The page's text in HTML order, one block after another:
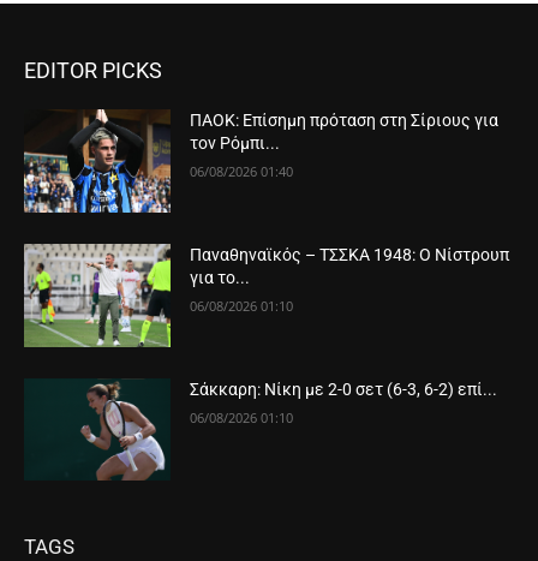
EDITOR PICKS
ΠΑΟΚ: Επίσημη πρόταση στη Σίριους για
τον Ρόμπι...
06/08/2026 01:40
Παναθηναϊκός – ΤΣΣΚΑ 1948: Ο Νίστρουπ
για το...
06/08/2026 01:10
Σάκκαρη: Νίκη με 2-0 σετ (6-3, 6-2) επί...
06/08/2026 01:10
TAGS